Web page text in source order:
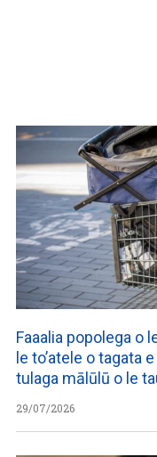
Faaalia popolega o
le to’atele o tagata
tulaga mālūlū o le
29/07/2026